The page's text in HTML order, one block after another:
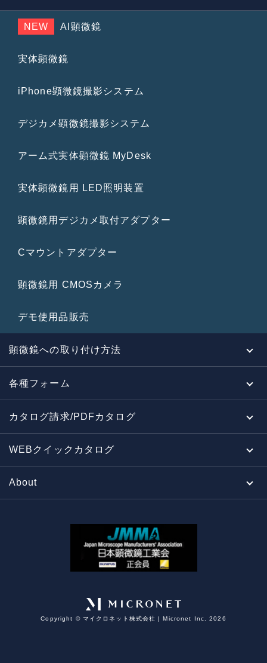
NEW AI顕微鏡
実体顕微鏡
iPhone顕微鏡撮影システム
デジカメ顕微鏡撮影システム
アーム式実体顕微鏡 MyDesk
実体顕微鏡用 LED照明装置
顕微鏡用デジカメ取付アダプター
Cマウントアダプター
顕微鏡用 CMOSカメラ
デモ使用品販売
顕微鏡への取り付け方法
各種フォーム
カタログ請求/PDFカタログ
WEBクイックカタログ
About
Copyright ©︎ マイクロネット株式会社 | Micronet Inc. 2026